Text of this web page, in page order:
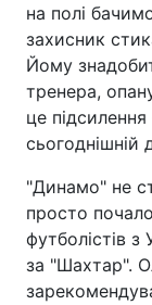
на полі
захисник
Йому
тренера,
це
сьогоднішній
"Динамо" не
просто
футболістів
за "Шахтар".